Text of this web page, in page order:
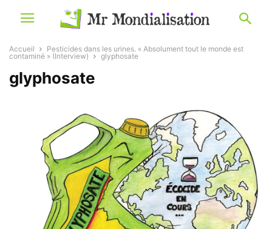
Accueil
Pesticides dans les urines. « Absolument tout le monde est
contaminé » (Interview)
glyphosate
glyphosate